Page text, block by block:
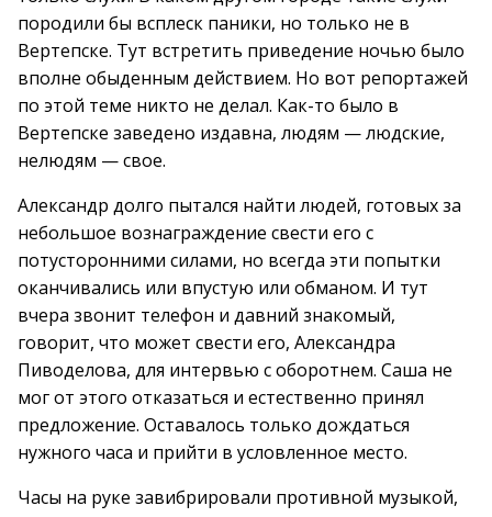
породили бы всплеск паники, но только не в
Вертепске. Тут встретить приведение ночью было
вполне обыденным действием. Но вот репортажей
по этой теме никто не делал. Как-то было в
Вертепске заведено издавна, людям — людские,
нелюдям — свое.
Александр долго пытался найти людей, готовых за
небольшое вознаграждение свести его с
потусторонними силами, но всегда эти попытки
оканчивались или впустую или обманом. И тут
вчера звонит телефон и давний знакомый,
говорит, что может свести его, Александра
Пиводелова, для интервью с оборотнем. Саша не
мог от этого отказаться и естественно принял
предложение. Оставалось только дождаться
нужного часа и прийти в условленное место.
Часы на руке завибрировали противной музыкой,